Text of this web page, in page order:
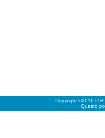
Copyright ©2016
Questo